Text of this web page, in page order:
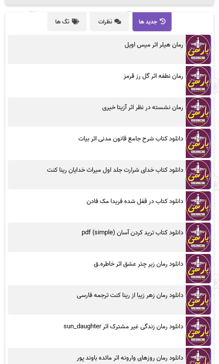
جدید ها نظرات تگ ها
رمان هیلر اثر میس اویل
رمان نطفه اثر گل رز قرمز
رمان نشسته در نظر اثر آزیتا خیری
دانلود کتاب شرح جامع قانون مدنی اثر بیات
دانلود کتاب خدای شرارت جلد اول میراث خدایان رینا کنت
دانلود کتاب در قفل شده فریدا مک فادن
دانلود کتاب ترید کردن آسان (simple) pdf
دانلود رمان زیر چتر عشق اثر خاطره.ق
دانلود رمان زهر زیبا از رینا کنت ترجمه فارسی
دانلود رمان زندگی غیر مشترک اثر sun_daughter
دانلود رمان روزهای وارونه اثر مائده باوند پور